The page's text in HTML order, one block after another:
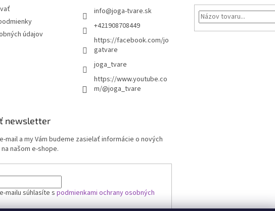
údajov
info@joga-tvare.sk
+421908708449
https://facebook.com/jo
gatvare
joga_tvare
https://www.youtube.co
m/@joga_tvare
newsletter
mail a my Vám budeme zasielať informácie o nových
našom e-shope.
mailu súhlasíte s podmienkami ochrany osobných